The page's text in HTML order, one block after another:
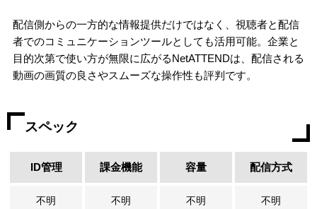
配信側からの一方的な情報提供だけではなく、視聴者と配信
者でのコミュニケーションツールとしても活用可能。企業と
目的次第で使い方が無限に広がるNetATTENDは、配信される
動画の画質の良さやスムーズな操作性も評判です。
スペック
ID管理 課金機能 容量 配信方式
不明 不明 不明 不明